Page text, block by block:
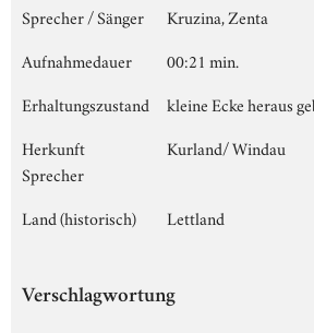
Sprecher / Sänger
Kruzina, Zenta
Aufnahmedauer
00:21 min.
Erhaltungszustand
kleine Ecke heraus
Herkunft
Sprecher
Kurland/ Windau
Land (historisch) Lettland
Verschlagwortung